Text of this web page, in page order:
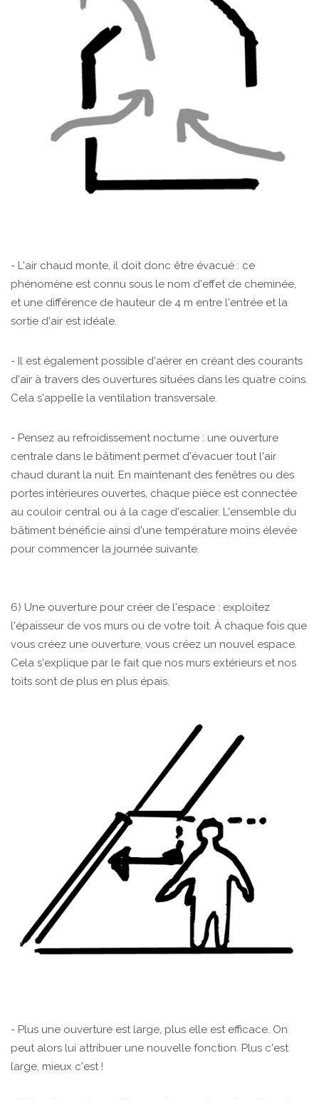
- L'air chaud monte, il doit donc être évacué : ce
phénomène est connu sous le nom d'effet de cheminée,
et une différence de hauteur de 4 m entre l'entrée et la
sortie d'air est idéale.
- Il est également possible d'aérer en créant des courants
d'air à travers des ouvertures situées dans les quatre coins.
Cela s'appelle la ventilation transversale.
- Pensez au refroidissement nocturne : une ouverture
centrale dans le bâtiment permet d'évacuer tout l'air
chaud durant la nuit. En maintenant des fenêtres ou des
portes intérieures ouvertes, chaque pièce est connectée
au couloir central ou à la cage d'escalier. L'ensemble du
bâtiment bénéficie ainsi d'une température moins élevée
pour commencer la journée suivante.
6) Une ouverture pour créer de l'espace : exploitez
l'épaisseur de vos murs ou de votre toit. À chaque fois que
vous créez une ouverture, vous créez un nouvel espace.
Cela s'explique par le fait que nos murs extérieurs et nos
toits sont de plus en plus épais.
- Plus une ouverture est large, plus elle est efficace. On
peut alors lui attribuer une nouvelle fonction. Plus c'est
large, mieux c'est !